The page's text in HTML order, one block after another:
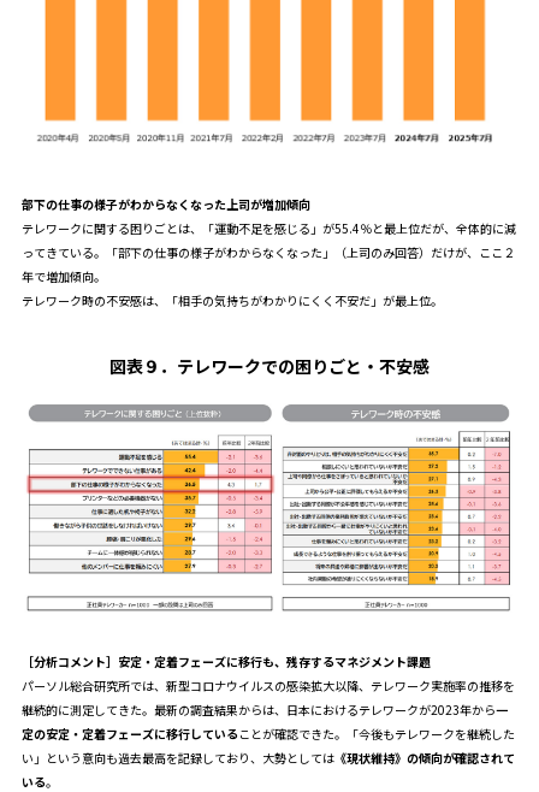
部下の仕事の様子がわからなくなった上司が増加傾向
テレワークに関する困りごとは、「運動不足を感じる」が55.4％と最上位だが、全体的に減
ってきている。「部下の仕事の様子がわからなくなった」（上司のみ回答）だけが、ここ２
年で増加傾向。
テレワーク時の不安感は、「相手の気持ちがわかりにくく不安だ」が最上位。
図表９ ． テレワークでの困りごと・不安感
［分析コメント］安定・定着フェーズに移行も、残存するマネジメント課題
パーソル総合研究所では、新型コロナウイルスの感染拡大以降、テレワーク実施率の推移を
継続的に測定してきた。最新の調査結果からは、日本におけるテレワークが2023年から一
定の安定・定着フェーズに移行している ことが確認できた。「今後もテレワークを継続した
い」という意向も過去最高を記録しており、大勢としては 《現状維持》の傾向が確認されて
いる。